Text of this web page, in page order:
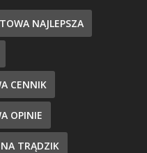
NAJLEPSZA
CENNIK
OPINIE
TRĄDZIK